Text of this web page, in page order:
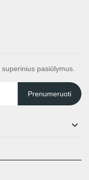
pasiūlymus.
Prenumeruoti
